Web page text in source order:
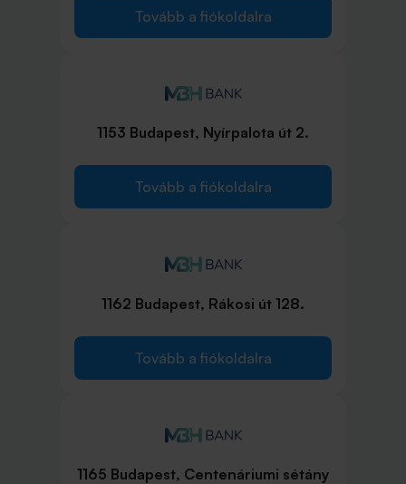
Tovább a fiókoldalra
1153 Budapest, Nyírpalota út 2.
Tovább a fiókoldalra
1162 Budapest, Rákosi út 128.
Tovább a fiókoldalra
1165 Budapest, Centenáriumi sétány